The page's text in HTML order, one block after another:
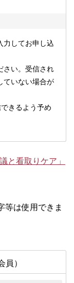
力してお申し込
さい。受信され
ていない場合が
きるよう予め
と看取りケア」
等は使用できま
員）